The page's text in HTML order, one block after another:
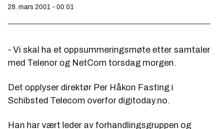
28. mars 2001 - 00:01
- Vi skal ha et oppsummeringsmøte etter samtaler
med Telenor og NetCom torsdag morgen.
Det opplyser direktør Per Håkon Fasting i
Schibsted Telecom overfor digitoday.no.
Han har vært leder av forhandlingsgruppen og